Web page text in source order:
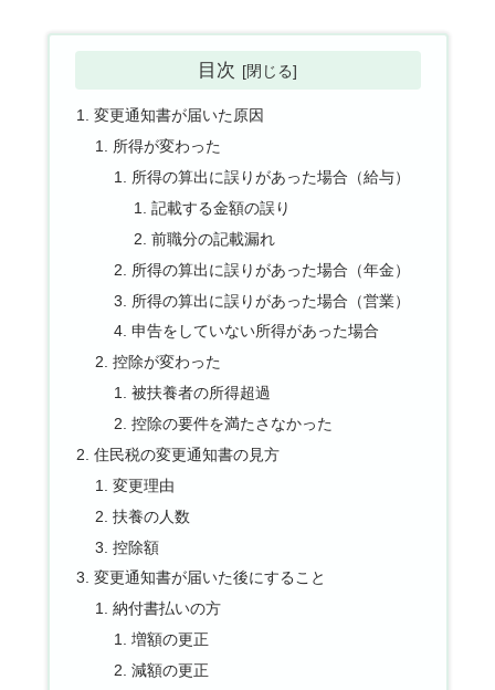
目次
変更通知書が届いた原因
所得が変わった
所得の算出に誤りがあった場合（給与）
記載する金額の誤り
前職分の記載漏れ
所得の算出に誤りがあった場合（年金）
所得の算出に誤りがあった場合（営業）
申告をしていない所得があった場合
控除が変わった
被扶養者の所得超過
控除の要件を満たさなかった
住民税の変更通知書の見方
変更理由
扶養の人数
控除額
変更通知書が届いた後にすること
納付書払いの方
増額の更正
減額の更正